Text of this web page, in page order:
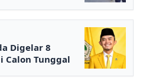
Digelar 8
Calon Tunggal